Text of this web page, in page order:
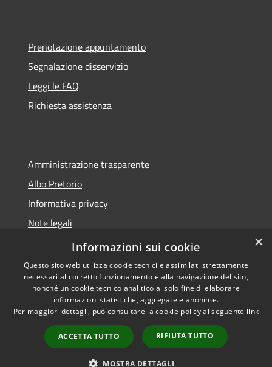
Prenotazione appuntamento
Segnalazione disservizio
Leggi le FAQ
Richiesta assistenza
Amministrazione trasparente
Albo Pretorio
Informativa privacy
Note legali
Dichiarazione di accessibilità
Accessibilità
Copyright © 2026 • Comune di
Romanengo • Powered by
Municipium•
Accesso
redazione
×
Informazioni sui cookie
Questo sito web utilizza cookie tecnici e assimilati strettamente
necessari al corretto funzionamento e alla navigazione del sito,
nonché un cookie tecnico analitico al solo fine di elaborare
informazioni statistiche, aggregate e anonime.
Per maggiori dettagli, può consultare la cookie policy al seguente link
ACCETTA TUTTO RIFIUTA TUTTO
MOSTRA DETTAGLI